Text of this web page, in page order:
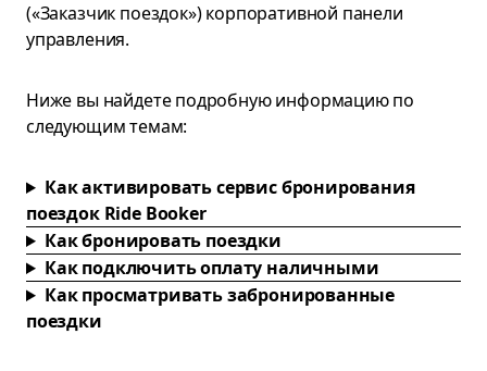
(«Заказчик поездок») корпоративной панели
управления.
Ниже вы найдете подробную информацию по
следующим темам:
Как активировать сервис бронирования
поездок Ride Booker
Как бронировать поездки
Как подключить оплату наличными
Как просматривать забронированные
поездки